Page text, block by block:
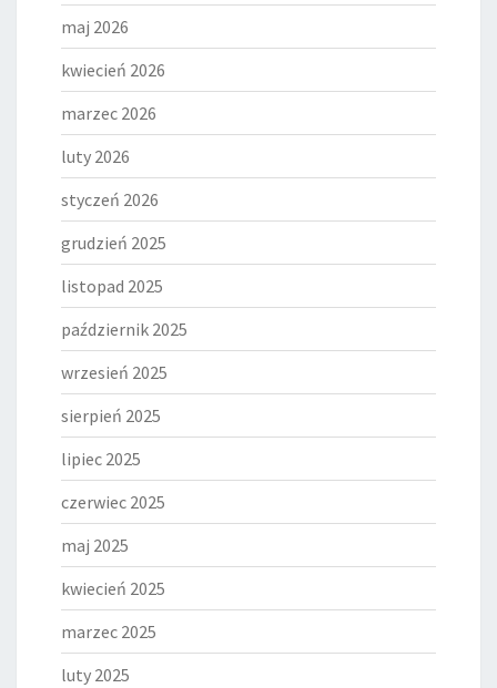
maj 2026
kwiecień 2026
marzec 2026
luty 2026
styczeń 2026
grudzień 2025
listopad 2025
październik 2025
wrzesień 2025
sierpień 2025
lipiec 2025
czerwiec 2025
maj 2025
kwiecień 2025
marzec 2025
luty 2025